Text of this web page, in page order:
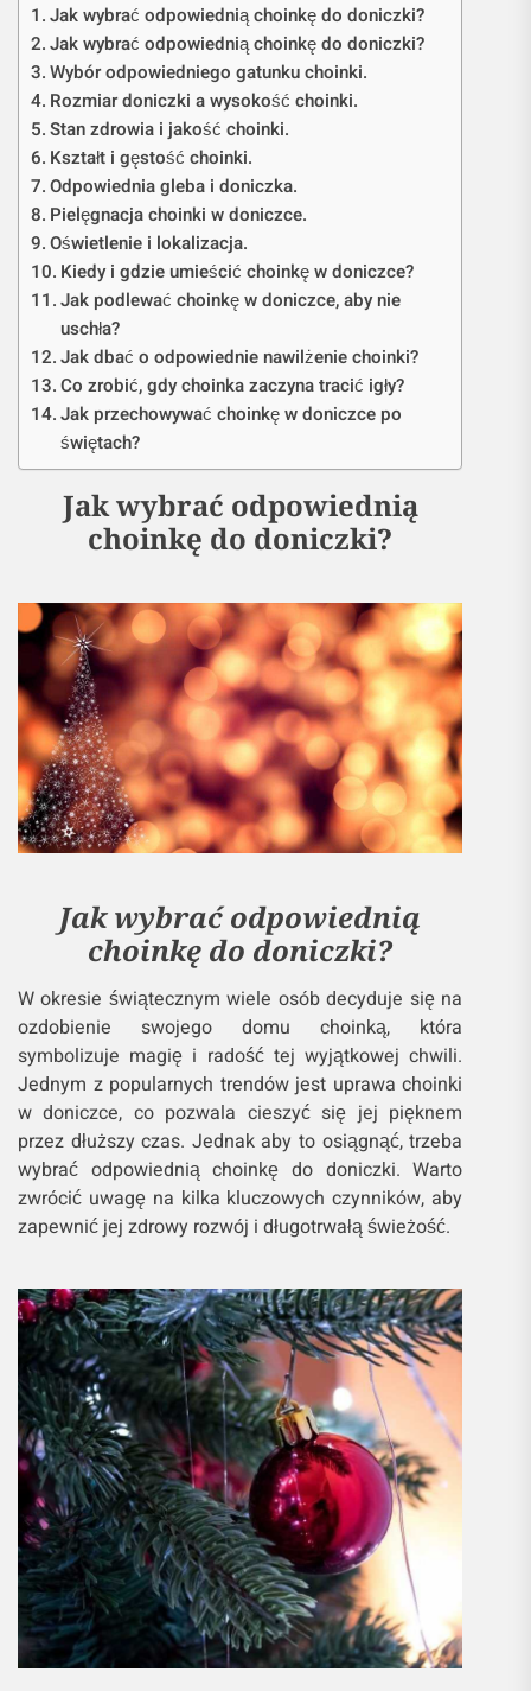
Jak wybrać odpowiednią choinkę do doniczki?
Jak wybrać odpowiednią choinkę do doniczki?
Wybór odpowiedniego gatunku choinki.
Rozmiar doniczki a wysokość choinki.
Stan zdrowia i jakość choinki.
Kształt i gęstość choinki.
Odpowiednia gleba i doniczka.
Pielęgnacja choinki w doniczce.
Oświetlenie i lokalizacja.
Kiedy i gdzie umieścić choinkę w doniczce?
Jak podlewać choinkę w doniczce, aby nie
uschła?
Jak dbać o odpowiednie nawilżenie choinki?
Co zrobić, gdy choinka zaczyna tracić igły?
Jak przechowywać choinkę w doniczce po
świętach?
Jak wybrać odpowiednią
choinkę do doniczki?
Jak wybrać odpowiednią
choinkę do doniczki?
W okresie świątecznym wiele osób decyduje się na
ozdobienie swojego domu choinką, która
symbolizuje magię i radość tej wyjątkowej chwili.
Jednym z popularnych trendów jest uprawa choinki
w doniczce, co pozwala cieszyć się jej pięknem
przez dłuższy czas. Jednak aby to osiągnąć, trzeba
wybrać odpowiednią choinkę do doniczki. Warto
zwrócić uwagę na kilka kluczowych czynników, aby
zapewnić jej zdrowy rozwój i długotrwałą świeżość.